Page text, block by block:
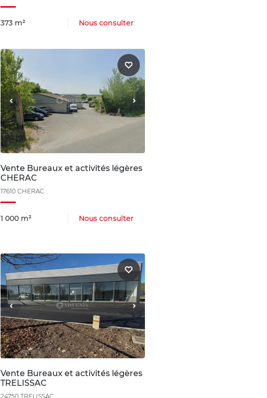
373 m² Nous consulter
Vente Bureaux et activités légères
CHERAC
17610 CHERAC
1 000 m² Nous consulter
Vente Bureaux et activités légères
TRELISSAC
24750 TRELISSAC